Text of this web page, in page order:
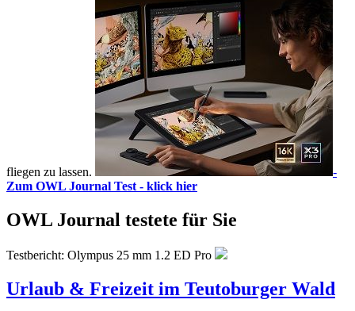
fliegen zu lassen.
-
Zum OWL Journal Test - klick hier
OWL Journal testete für Sie
Testbericht: Olympus 25 mm 1.2 ED Pro
Urlaub & Freizeit im Teutoburger Wald